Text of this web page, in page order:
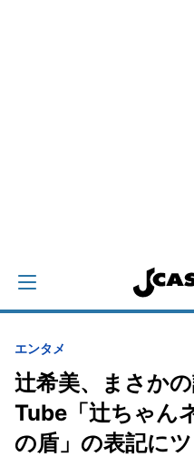
エンタメ
辻希美、まさか
Tube「辻ちゃん
の盾」の表記に